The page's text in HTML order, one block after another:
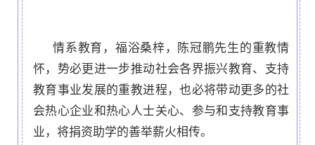
情系教育，福浴桑梓，陈冠鹏先生的重教情
怀，势必更进一步推动社会各界振兴教育、支持
教育事业发展的重教进程，也必将带动更多的社
会热心企业和热心人士关心、参与和支持教育事
业，将捐资助学的善举薪火相传。